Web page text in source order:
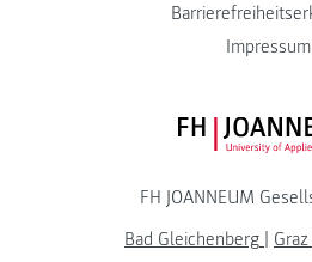
Impressum
FH JOANNEUM
Bad Gleichenberg
Graz